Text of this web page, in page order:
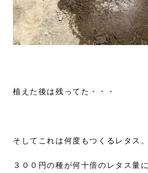
植えた後は残ってた・・・
そしてこれは何度もつくるレタス。
３００円の種が何十倍のレタス量に